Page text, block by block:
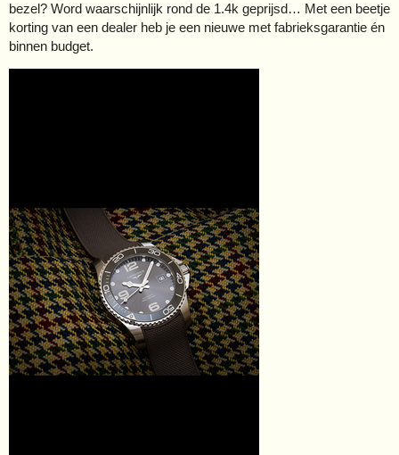
bezel? Word waarschijnlijk rond de 1.4k geprijsd… Met een beetje
korting van een dealer heb je een nieuwe met fabrieksgarantie én
binnen budget.